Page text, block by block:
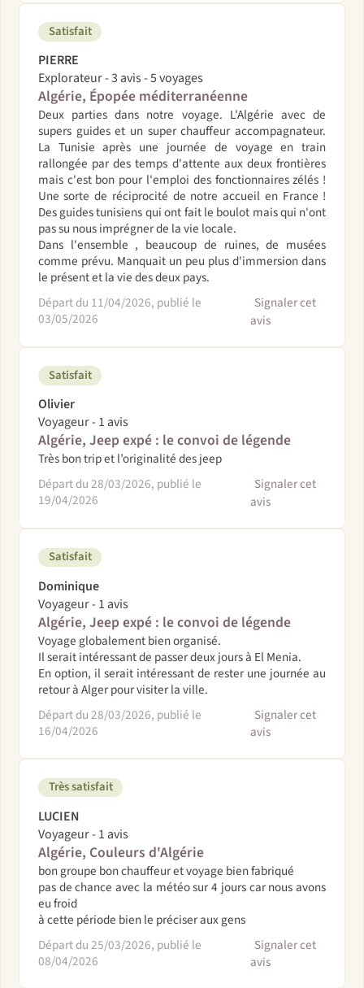
Satisfait
PIERRE
Explorateur - 3 avis - 5 voyages
Algérie, Épopée méditerranéenne
Deux parties dans notre voyage. L'Algérie avec de
supers guides et un super chauffeur accompagnateur.
La Tunisie après une journée de voyage en train
rallongée par des temps d'attente aux deux frontières
mais c'est bon pour l'emploi des fonctionnaires zélés !
Une sorte de réciprocité de notre accueil en France !
Des guides tunisiens qui ont fait le boulot mais qui n'ont
pas su nous imprégner de la vie locale.
Dans l'ensemble , beaucoup de ruines, de musées
comme prévu. Manquait un peu plus d'immersion dans
le présent et la vie des deux pays.
Départ du 11/04/2026, publié le
03/05/2026
Signaler cet
avis
Satisfait
Olivier
Voyageur - 1 avis
Algérie, Jeep expé : le convoi de légende
Très bon trip et l’originalité des jeep
Départ du 28/03/2026, publié le
19/04/2026
Signaler cet
avis
Satisfait
Dominique
Voyageur - 1 avis
Algérie, Jeep expé : le convoi de légende
Voyage globalement bien organisé.
Il serait intéressant de passer deux jours à El Menia.
En option, il serait intéressant de rester une journée au
retour à Alger pour visiter la ville.
Départ du 28/03/2026, publié le
16/04/2026
Signaler cet
avis
Très satisfait
LUCIEN
Voyageur - 1 avis
Algérie, Couleurs d'Algérie
bon groupe bon chauffeur et voyage bien fabriqué
pas de chance avec la météo sur 4 jours car nous avons
eu froid
à cette période bien le préciser aux gens
Départ du 25/03/2026, publié le
08/04/2026
Signaler cet
avis